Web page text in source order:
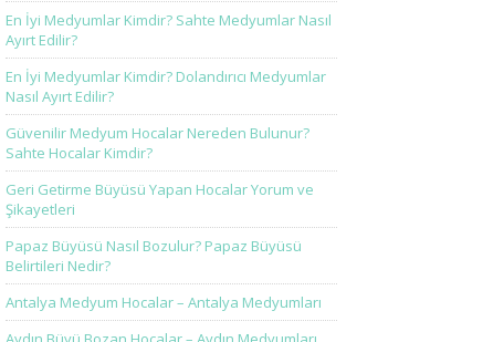
En İyi Medyumlar Kimdir? Sahte Medyumlar Nasıl
Ayırt Edilir?
En İyi Medyumlar Kimdir? Dolandırıcı Medyumlar
Nasıl Ayırt Edilir?
Güvenilir Medyum Hocalar Nereden Bulunur?
Sahte Hocalar Kimdir?
Geri Getirme Büyüsü Yapan Hocalar Yorum ve
Şikayetleri
Papaz Büyüsü Nasıl Bozulur? Papaz Büyüsü
Belirtileri Nedir?
Antalya Medyum Hocalar – Antalya Medyumları